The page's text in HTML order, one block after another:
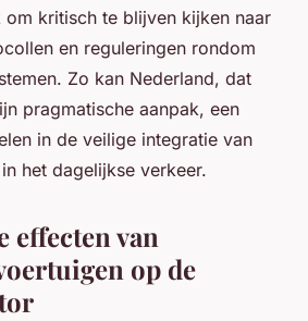
kritisch te blijven kijken naar
en reguleringen rondom
Zo kan Nederland, dat
pragmatische aanpak, een
in de veilige integratie van
het dagelijkse verkeer.
effecten van
op de